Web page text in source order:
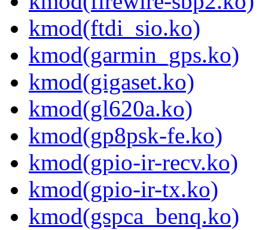
kmod(ftdi_sio.ko)
kmod(garmin_gps.ko)
kmod(gigaset.ko)
kmod(gl620a.ko)
kmod(gp8psk-fe.ko)
kmod(gpio-ir-recv.ko)
kmod(gpio-ir-tx.ko)
kmod(gspca_benq.ko)